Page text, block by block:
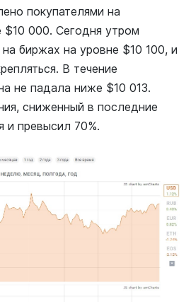
покупателями на
$10 000. Сегодня утром
биржах на уровне $10 100, и
В течение
не падала ниже $10 013.
сниженный в последние
и превысил 70%.